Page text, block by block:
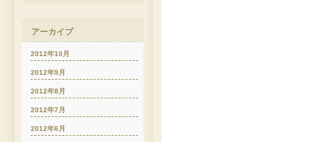
アーカイブ
2012年10月
2012年9月
2012年8月
2012年7月
2012年6月